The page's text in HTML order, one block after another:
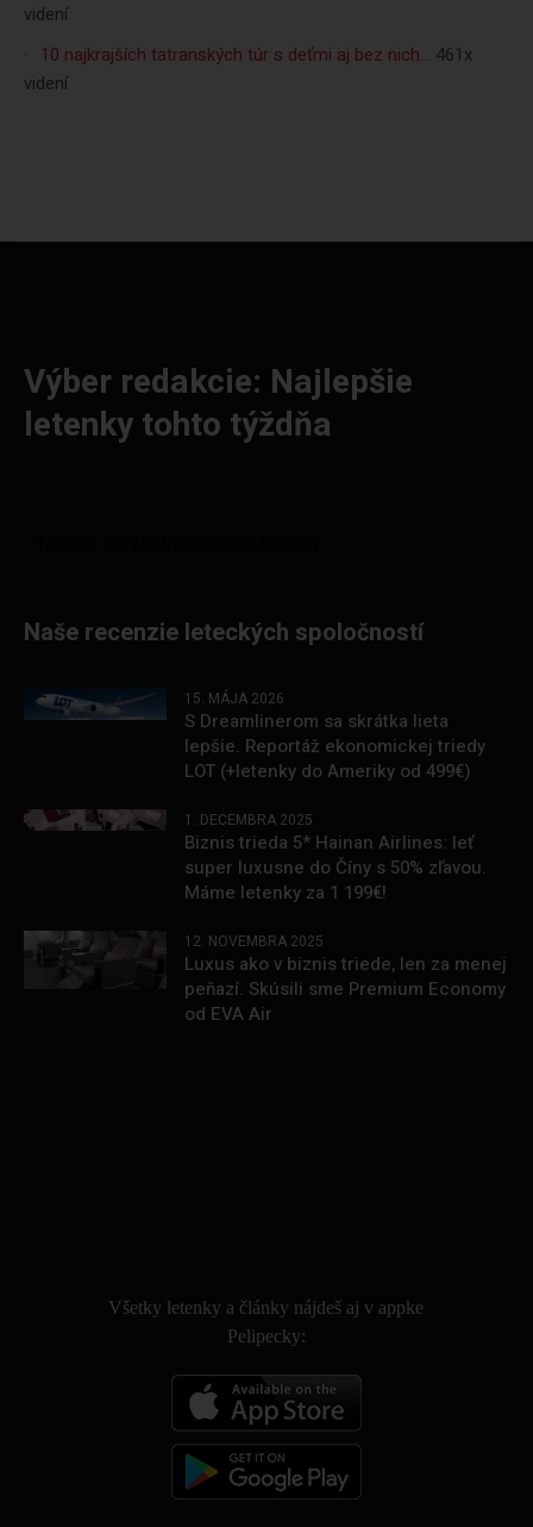
videní
10 najkrajších tatranských túr s deťmi aj bez nich… 461x
videní
Výber redakcie: Najlepšie
letenky tohto týždňa
Naše recenzie leteckých spoločností
15. MÁJA 2026
S Dreamlinerom sa skrátka lieta
lepšie. Reportáž ekonomickej triedy
LOT (+letenky do Ameriky od 499€)
1. DECEMBRA 2025
Biznis trieda 5* Hainan Airlines: leť
super luxusne do Číny s 50% zľavou.
Máme letenky za 1 199€!
12. NOVEMBRA 2025
Luxus ako v biznis triede, len za menej
peňazí. Skúsili sme Premium Economy
od EVA Air
Všetky letenky a články nájdeš aj v appke
Pelipecky: